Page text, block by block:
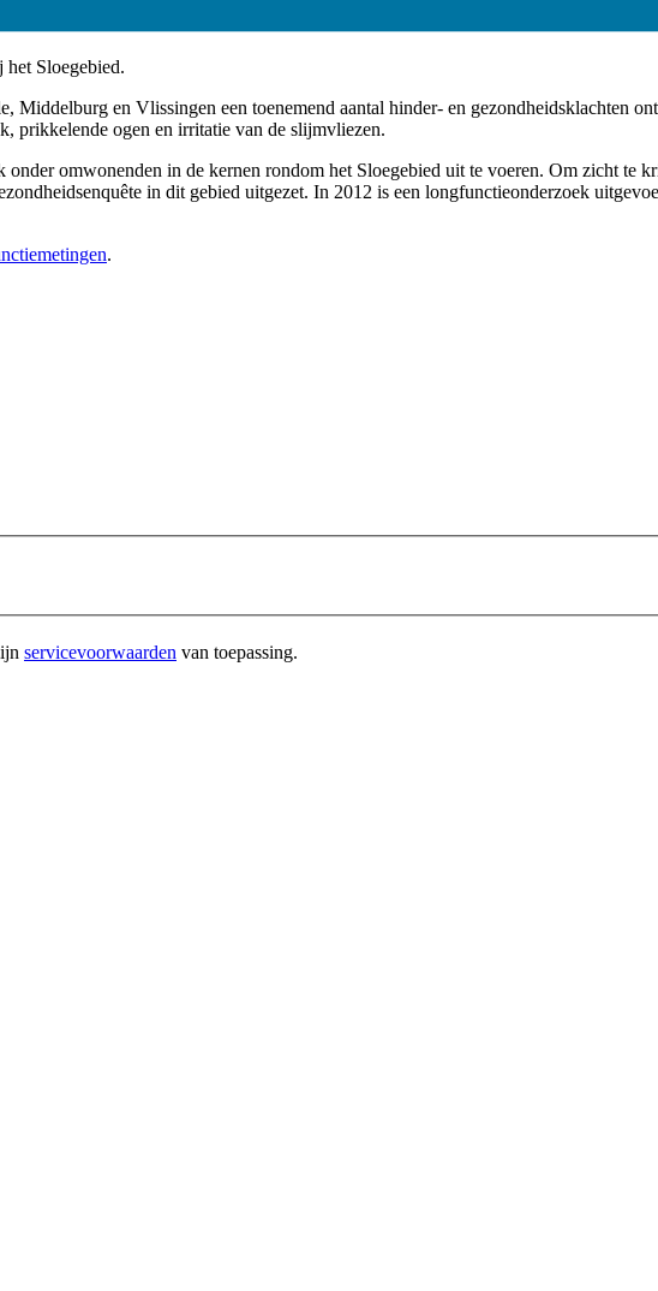
Sloegebied.
Middelburg en Vlissingen een toenemend aantal hinder- en gezondheidsklachten
prikkelende ogen en irritatie van de slijmvliezen.
omwonenden in de kernen rondom het Sloegebied uit te voeren. Om zicht te
in dit gebied uitgezet. In 2012 is een longfunctieonderzoek
.
servicevoorwaarden van toepassing.